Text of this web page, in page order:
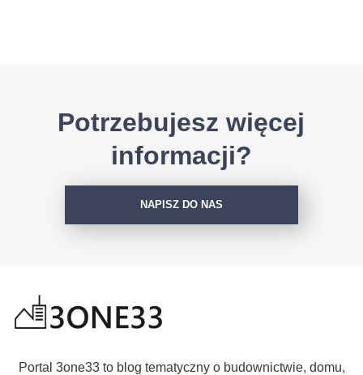
Potrzebujesz więcej
informacji?
NAPISZ DO NAS
Portal 3one33 to blog tematyczny o budownictwie, domu,